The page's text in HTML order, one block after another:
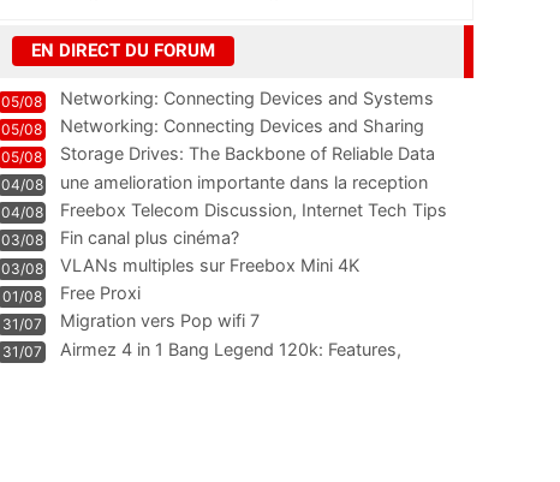
EN DIRECT DU FORUM
05/08 Networking: Connecting Devices and Systems
05/08
Networking: Connecting Devices and Sharing
Information
05/08
Storage Drives: The Backbone of Reliable Data
Management
04/08
une amelioration importante dans la reception
WIFI
04/08
Freebox Telecom Discussion, Internet Tech Tips
Communi
03/08 Fin canal plus cinéma?
03/08 VLANs multiples sur Freebox Mini 4K
01/08 Free Proxi
31/07 Migration vers Pop wifi 7
31/07
Airmez 4 in 1 Bang Legend 120k: Features,